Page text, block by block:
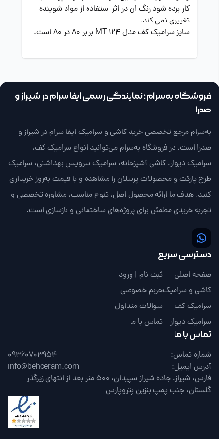
کار برده شود رنگ ان در اثر استفاده از مواد شوینده
تغییری نمی کند.
سایز سرامیک کف مدل MT 124 برابر 80 در 80 است.
فروشگاه به‌سرام؛ نمایندگی رسمی ایفا سرام در شیراز و
صدرا
به‌سرام مرجع تخصصی خرید کاشی و سرامیک ایفا سرام در شیراز و
صدرا است. در فروشگاه به‌سرام می‌توانید انواع سرامیک کف،
سرامیک دیوار، کاشی آشپزخانه، سرامیک سرویس بهداشتی، سرامیک
طرح پارکت و محصولات پرسلان را مشاهده و با قیمت به‌روز خریداری
کنید. هدف ما ارائه محصول اصل، تنوع مناسب، مشاوره تخصصی و
تجربه خریدی مطمئن برای پروژه‌های ساختمانی و بازسازی است.
دسترسی سریع
صفحه اصلی
کاشی و سرامیک
سرامیک کف
سرامیک دیوار
ثبت نام | ورود
حریم خصوصی
سوالات متداول
تماس با ما
تماس با ما
شماره تماس:
09360703954
آدرس ایمیل:
info@behceram.com
فارس، شیراز، جاده شیراز سپیدان، 500 متر بعد از انتهای زیرگذر
گلستان، جنب پمپ بنزین پتروپارس